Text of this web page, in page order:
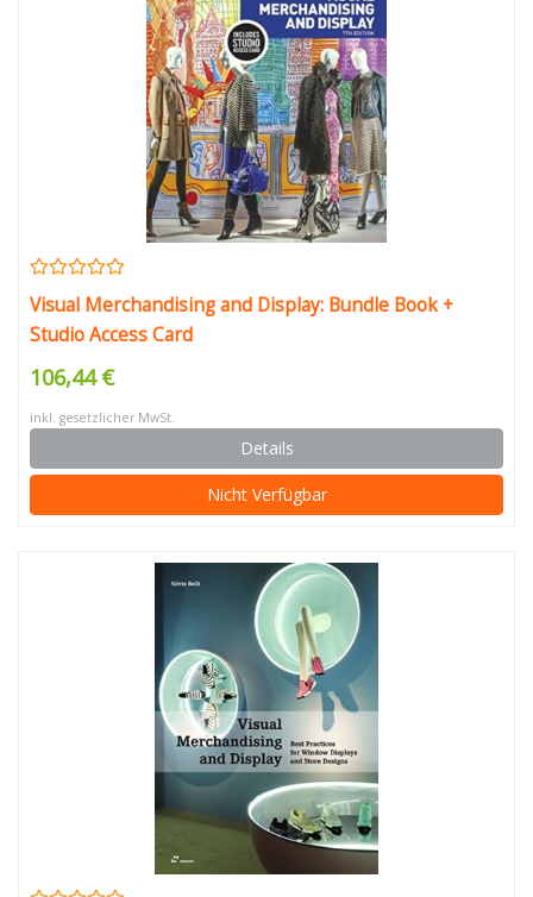
Visual Merchandising and Display: Bundle Book +
Studio Access Card
106,44 €
inkl. gesetzlicher MwSt.
Details
Nicht Verfügbar